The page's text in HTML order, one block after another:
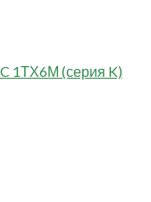
1ТХ6М (серия K)